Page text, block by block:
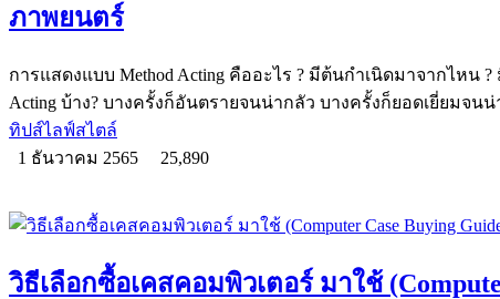
ภาพยนตร์
การแสดงแบบ Method Acting คืออะไร ? มีต้นกำเนิดมาจากไหน
Acting บ้าง? บางครั้งก็อันตรายจนน่ากลัว บางครั้งก็ยอดเยี่ยมจนน่
ทิปส์ไลฟ์สไตล์
1 ธันวาคม 2565
25,890
วิธีเลือกซื้อเคสคอมพิวเตอร์ มาใช้